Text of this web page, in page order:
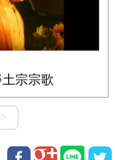
土宗宗歌